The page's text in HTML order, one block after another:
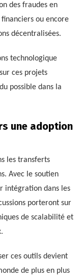
des fraudes en
ou encore
décentralisées.
technologique
ces projets
possible dans la
une adoption
les transferts
Avec le soutien
intégration dans les
porteront sur
de scalabilité et
ces outils devient
de plus en plus